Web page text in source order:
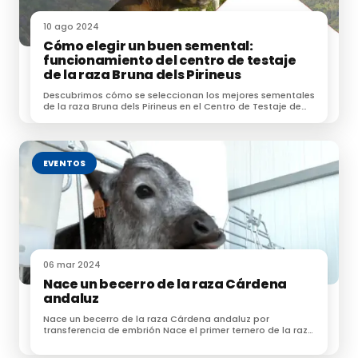
La tipificación del nuevo listado de razas autóctonas
en peligro de extinción se ha llevado a cabo gracias al
acuerdo unánime alcanzado en laComisión
Nacional de Zootecnia
representadas todas las autoridades competentes
en esta materia. Asimismo, para la protocolización de
esta decisión se ha contado con el asesoramiento
científico de laUnión Española de Entidades de
Ciencia Animal (UEECA).
Homogeneización con la normativa comunitaria
Con la presente aprobación se completa la
adaptación completa a la normativa comunitaria y
una actualización de la normativa nacional sobre la
categorización del estado de riesgo.
Asimismo, los criterios utilizados son técnicos,
10 ago 2024
Cómo elegir un buen semental:
funcionamiento del centro de testaje
de la raza Bruna dels Pirineus
Descubrimos cómo se seleccionan los mejores sementales
de la raza Bruna dels Pirineus en el Centro de Testaje de
EVENTOS
06 mar 2024
Nace un becerro de la raza Cárdena
andaluz
Nace un becerro de la raza Cárdena andaluz por
transferencia de embrión Nace el primer ternero de la raza